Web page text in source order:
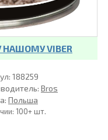
VIBER
188259
Bros
Польша
100+ шт.